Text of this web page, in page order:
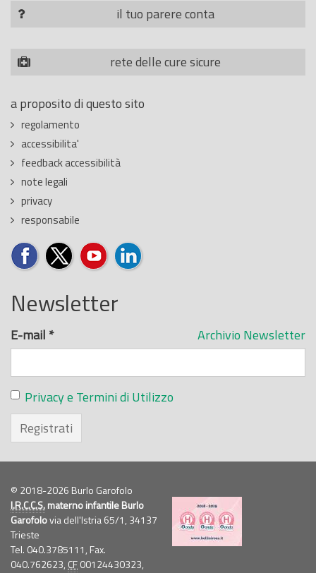
il tuo parere conta
rete delle cure sicure
a proposito di questo sito
regolamento
accessibilita'
feedback accessibilità
note legali
privacy
responsabile
Newsletter
Archivio Newsletter
E-mail *
Privacy e Termini di Utilizzo
Registrati
© 2018-2026 Burlo Garofolo
I.R.C.C.S.materno infantile Burlo
Garofolovia dell'Istria 65/1, 34137
Trieste
Tel. 040.3785111, Fax.
040.762623, CF00124430323,